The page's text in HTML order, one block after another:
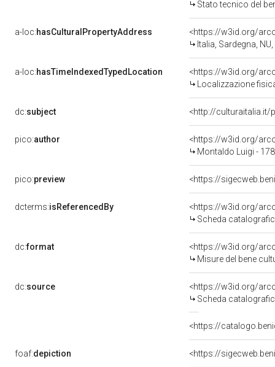
Stato tecnico del
a-loc:hasCulturalPropertyAddress
<https://w3id.org/
Italia, Sardegna,
a-loc:hasTimeIndexedTypedLocation
<https://w3id.org/
Localizzazione
dc:subject <http://culturaitalia.it/
pico:author
<https://w3id.org/
Montaldo Luigi -
pico:preview <https://
dcterms:isReferencedBy
<https://w3id.org/
Scheda
dc:format
<https://w3id.org/
Misure del bene
dc:source
<https://w3id.org/
Scheda
<https://
foaf:depiction <https://